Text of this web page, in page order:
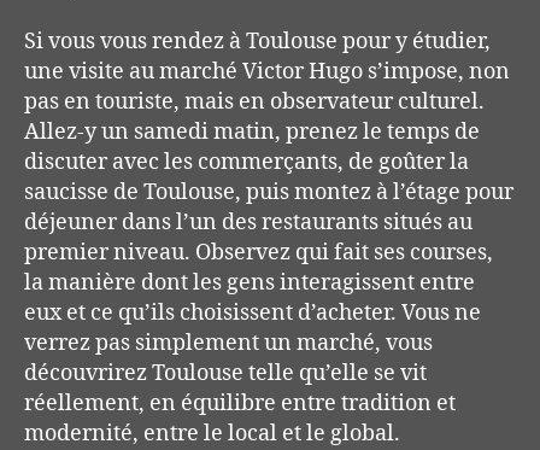
Si vous vous rendez à Toulouse pour y étudier,
une visite au marché Victor Hugo s’impose, non
pas en touriste, mais en observateur culturel.
Allez-y un samedi matin, prenez le temps de
discuter avec les commerçants, de goûter la
saucisse de Toulouse, puis montez à l’étage pour
déjeuner dans l’un des restaurants situés au
premier niveau. Observez qui fait ses courses,
la manière dont les gens interagissent entre
eux et ce qu’ils choisissent d’acheter. Vous ne
verrez pas simplement un marché, vous
découvrirez Toulouse telle qu’elle se vit
réellement, en équilibre entre tradition et
modernité, entre le local et le global.